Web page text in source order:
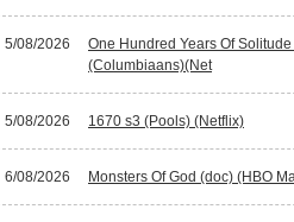
5/08/2026
One Hundred Years Of Solitude
(Columbiaans)(Net
5/08/2026 1670 s3 (Pools) (Netflix)
6/08/2026 Monsters Of God (doc) (HBO